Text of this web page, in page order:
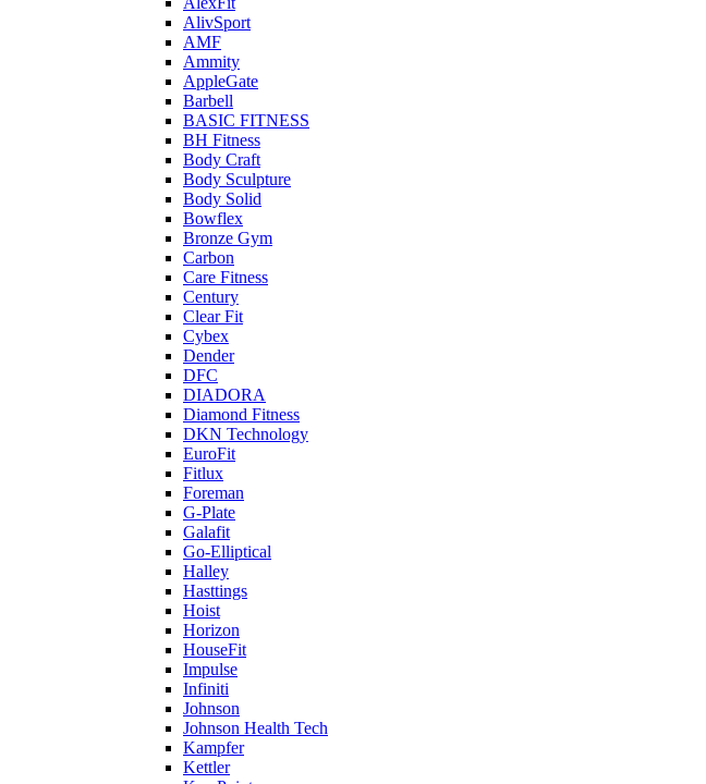
AlivSport
AMF
Ammity
AppleGate
Barbell
BASIC FITNESS
BH Fitness
Body Craft
Body Sculpture
Body Solid
Bowflex
Bronze Gym
Carbon
Care Fitness
Century
Clear Fit
Cybex
Dender
DFC
DIADORA
Diamond Fitness
DKN Technology
EuroFit
Fitlux
Foreman
G-Plate
Galafit
Go-Elliptical
Halley
Hasttings
Hoist
Horizon
HouseFit
Impulse
Infiniti
Johnson
Johnson Health Tech
Kampfer
Kettler